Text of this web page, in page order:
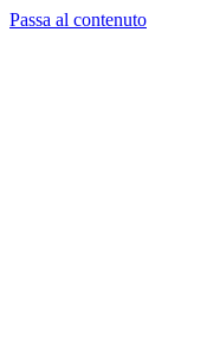
Passa al contenuto